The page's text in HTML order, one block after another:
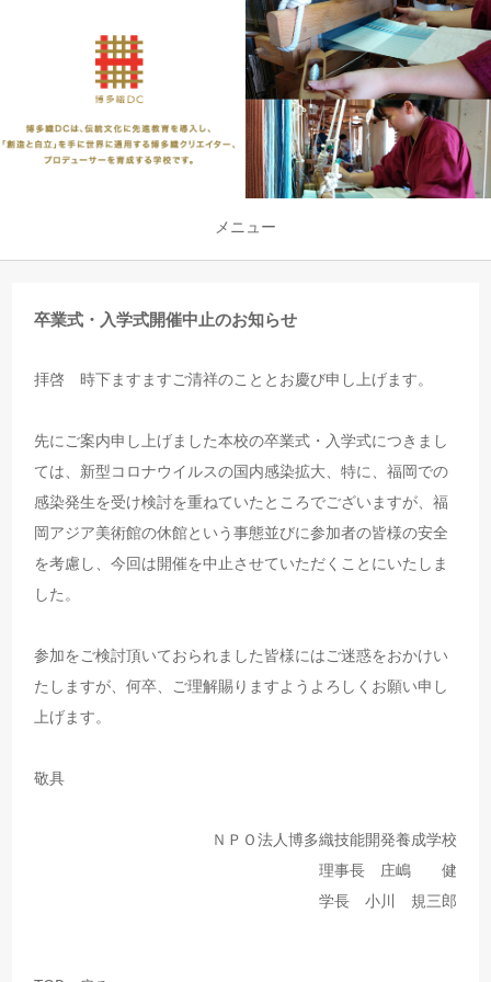
メニュー
卒業式・入学式開催中止のお知らせ
拝啓 時下ますますご清祥のこととお慶び申し上げます。
先にご案内申し上げました本校の卒業式・入学式につきまし
ては、新型コロナウイルスの国内感染拡大、特に、福岡での
感染発生を受け検討を重ねていたところでございますが、福
岡アジア美術館の休館という事態並びに参加者の皆様の安全
を考慮し、今回は開催を中止させていただくことにいたしま
した。
参加をご検討頂いておられました皆様にはご迷惑をおかけい
たしますが、何卒、ご理解賜りますようよろしくお願い申し
上げます。
敬具
ＮＰＯ法人博多織技能開発養成学校
理事長 庄嶋 健
学長 小川 規三郎